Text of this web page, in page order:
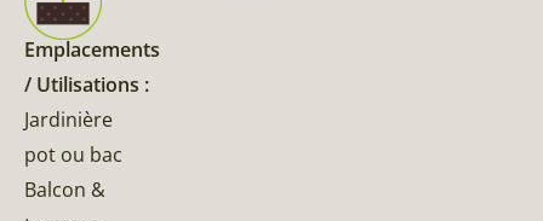
Emplacements
/ Utilisations :
Jardinière
pot ou bac
Balcon &